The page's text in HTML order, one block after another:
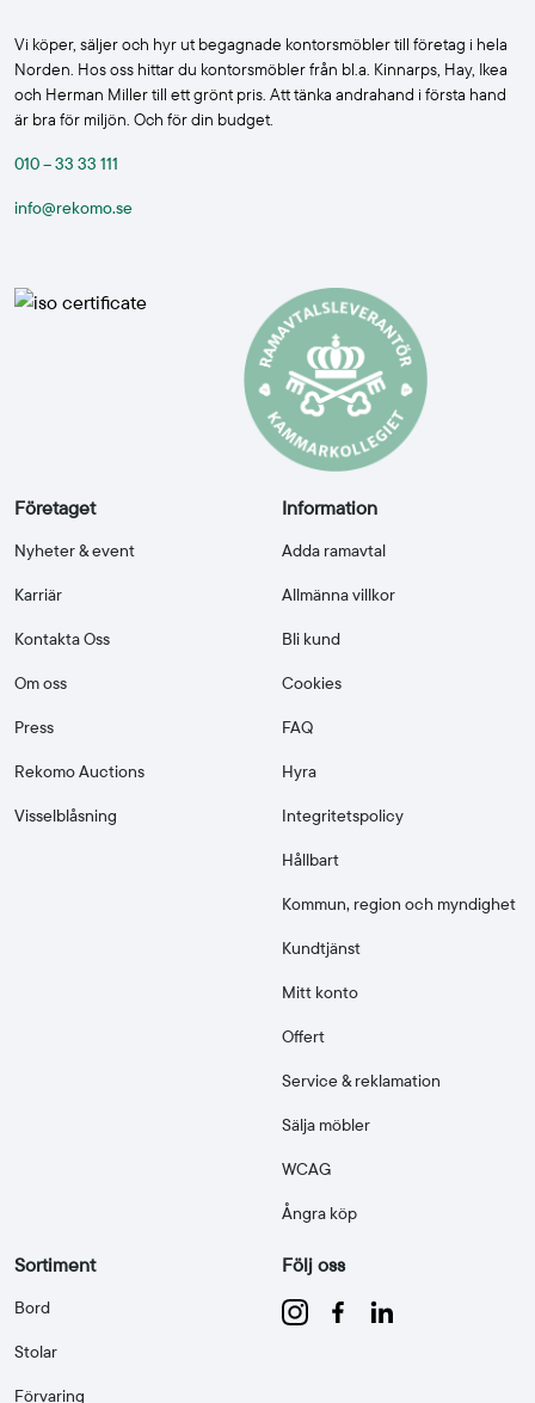
Vi köper, säljer och hyr ut begagnade kontorsmöbler till företag i hela
Norden. Hos oss hittar du kontorsmöbler från bl.a. Kinnarps, Hay, Ikea
och Herman Miller till ett grönt pris. Att tänka andrahand i första hand
är bra för miljön. Och för din budget.
010 – 33 33 111
info@rekomo.se
Företaget
Nyheter & event
Karriär
Kontakta Oss
Om oss
Press
Rekomo Auctions
Visselblåsning
Information
Adda ramavtal
Allmänna villkor
Bli kund
Cookies
FAQ
Hyra
Integritetspolicy
Hållbart
Kommun, region och myndighet
Kundtjänst
Mitt konto
Offert
Service & reklamation
Sälja möbler
WCAG
Ångra köp
Sortiment
Bord
Stolar
Förvaring
Följ oss